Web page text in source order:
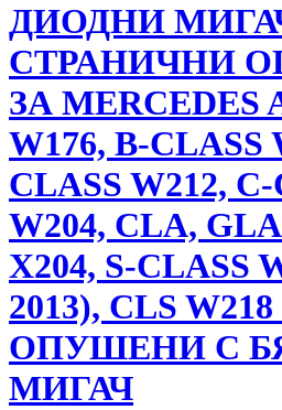
ДИОДНИ
СТРАНИЧНИ
ЗА MERCEDES
W176, B-CLASS
CLASS W212,
W204, CLA,
X204, S-CLASS
2013), CLS
ОПУШЕНИ С
МИГАЧ